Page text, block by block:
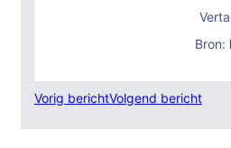
Bron:
Vorig berichtVolgend bericht